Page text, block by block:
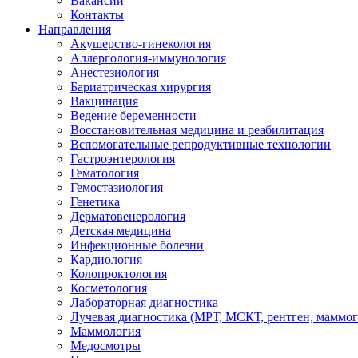
Контакты
Направления
Акушерство-гинекология
Аллергология-иммунология
Анестезиология
Бариатрическая хирургия
Вакцинация
Ведение беременности
Восстановительная медицина и реабилитация
Вспомогательные репродуктивные технологии
Гастроэнтерология
Гематология
Гемостазиология
Генетика
Дерматовенерология
Детская медицина
Инфекционные болезни
Кардиология
Колопроктология
Косметология
Лабораторная диагностика
Лучевая диагностика (МРТ, МСКТ, рентген,
Маммология
Медосмотры